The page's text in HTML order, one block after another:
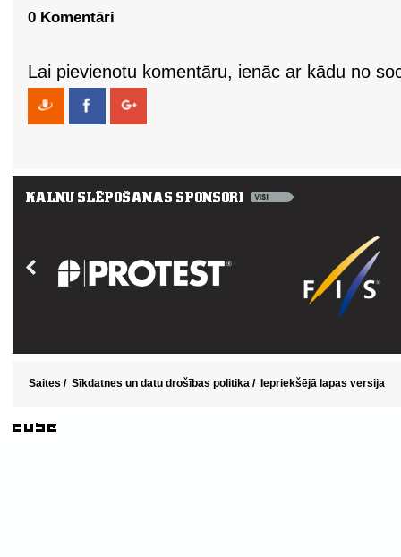
0 Komentāri
Lai pievienotu komentāru, ienāc ar kādu no
Saites / Sīkdatnes un datu drošības politika / Iepriekšējā lapas versija